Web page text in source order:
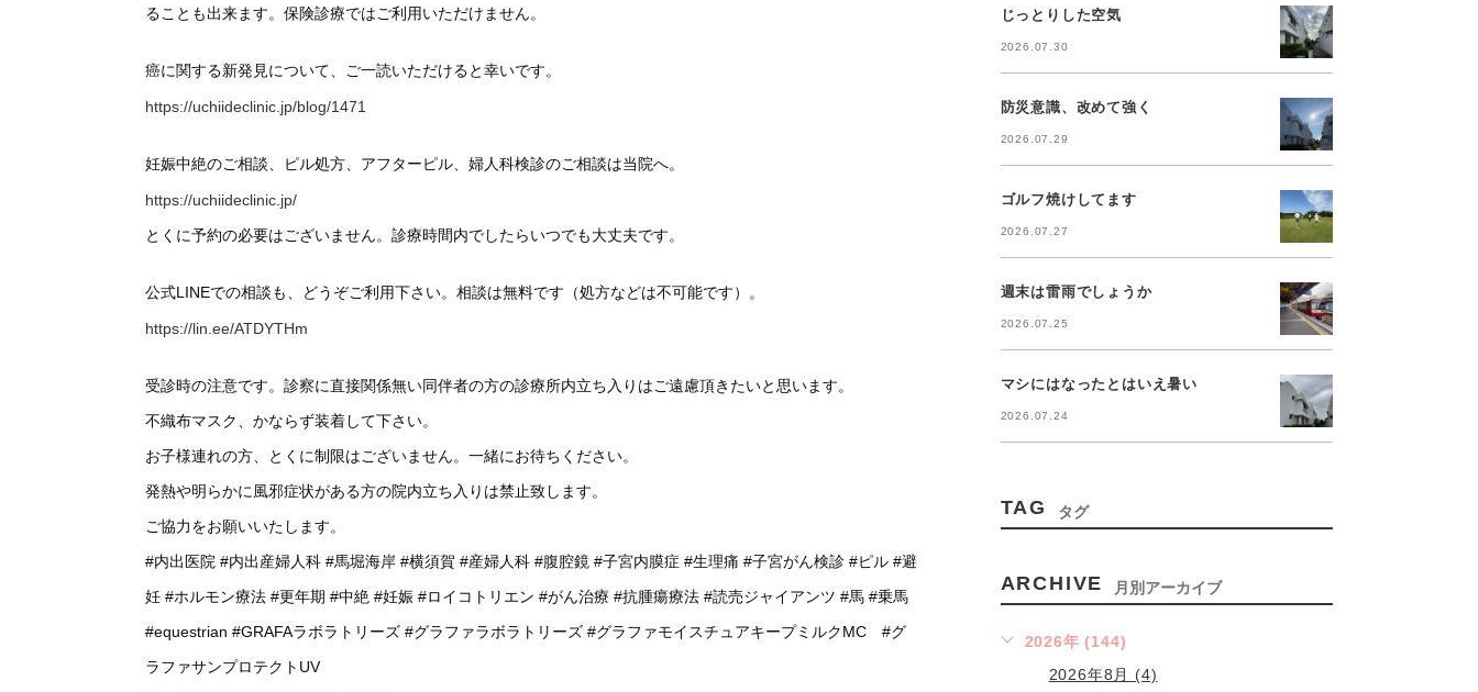
ることも出来ます。保険診療ではご利用いただけません。
癌に関する新発見について、ご一読いただけると幸いです。
https://uchiideclinic.jp/blog/1471
妊娠中絶のご相談、ピル処方、アフターピル、婦人科検診のご相談は当院へ。
https://uchiideclinic.jp/
とくに予約の必要はございません。診療時間内でしたらいつでも大丈夫です。
公式LINEでの相談も、どうぞご利用下さい。相談は無料です（処方などは不可能です）。
https://lin.ee/ATDYTHm
受診時の注意です。診察に直接関係無い同伴者の方の診療所内立ち入りはご遠慮頂きたいと思います。
不織布マスク、かならず装着して下さい。
お子様連れの方、とくに制限はございません。一緒にお待ちください。
発熱や明らかに風邪症状がある方の院内立ち入りは禁止致します。
ご協力をお願いいたします。
#内出医院 #内出産婦人科 #馬堀海岸 #横須賀 #産婦人科 #腹腔鏡 #子宮内膜症 #生理痛 #子宮がん検診 #ピル #避
妊 #ホルモン療法 #更年期 #中絶 #妊娠 #ロイコトリエン #がん治療 #抗腫瘍療法 #読売ジャイアンツ #馬 #乗馬
#equestrian #GRAFAラボラトリーズ #グラファラボラトリーズ #グラファモイスチュアキープミルクMC
#グ
ラファサンプロテクトUV
じっとりした空気
2026.07.30
防災意識、改めて強く
2026.07.29
ゴルフ焼けしてます
2026.07.27
週末は雷雨でしょうか
2026.07.25
マシにはなったとはいえ暑い
2026.07.24
TAG タグ
ARCHIVE 月別アーカイブ
2026年 (144)
2026年8月 (4)